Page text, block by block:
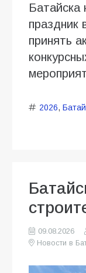
Батайска
праздник
принять
2026,
09.08.2026
Новости в